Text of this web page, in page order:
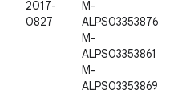
2017-
0827
M-
ALPS03353876
M-
ALPS03353861
M-
ALPS03353869